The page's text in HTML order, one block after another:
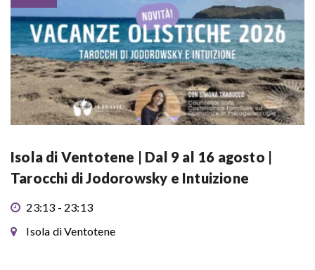
Isola di Ventotene | Dal 9 al 16 agosto |
Tarocchi di Jodorowsky e Intuizione
23:13 - 23:13
Isola di Ventotene